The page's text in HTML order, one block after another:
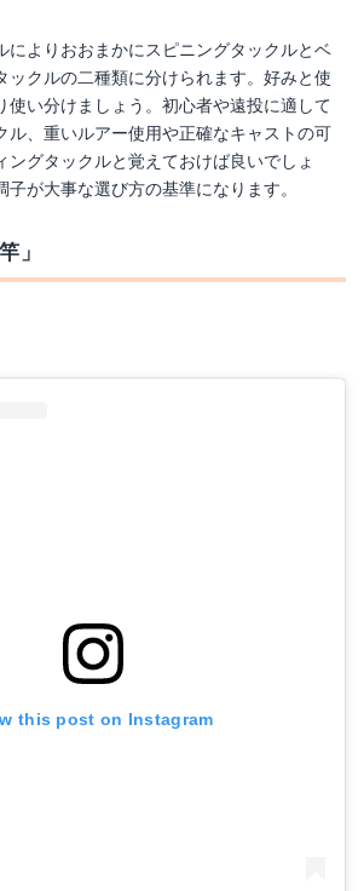
によりおおまかにスピニングタックルとベ
ックルの二種類に分けられます。好みと使
使い分けましょう。初心者や遠投に適して
ル、重いルアー使用や正確なキャストの可
ングタックルと覚えておけば良いでしょ
子が大事な選び方の基準になります。
」
this post on Instagram